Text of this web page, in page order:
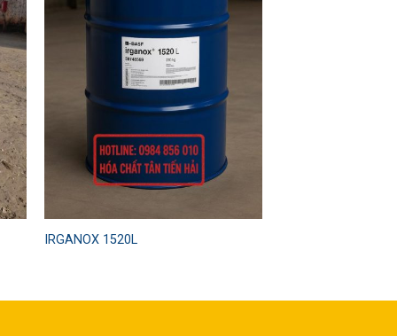
IRGANOX 1520L